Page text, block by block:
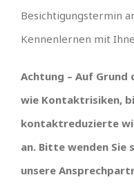
Besichtigungstermin
Kennenlernen mit
Achtung – Auf Grund
wie Kontaktrisiken,
kontaktreduzierte
an. Bitte wenden Sie
unsere